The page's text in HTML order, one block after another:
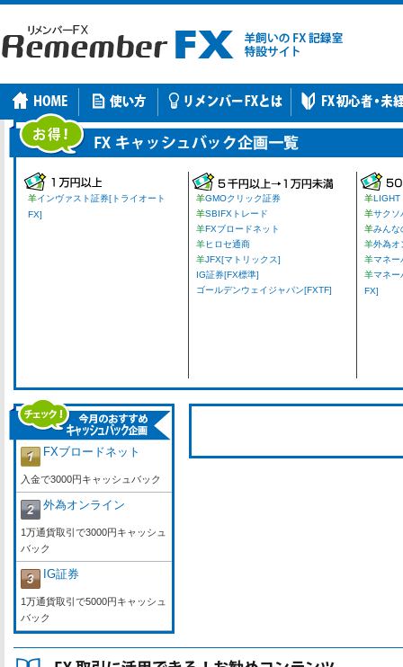
羊インヴァスト証券[トライオート
FX]
羊GMOクリック証券
羊SBIFXトレード
羊FXブロードネット
羊ヒロセ通商
羊JFX[マトリックス]
IG証券[FX標準]
ゴールデンウェイジャパン[FXTF]
羊LIGHT
羊サクソ
羊みんな
羊外為オ
羊マネー
羊マネー
FX]
FXブロードネット
入金で3000円キャッシュバック
外為オンライン
1万通貨取引で3000円キャッシュ
バック
IG証券
1万通貨取引で5000円キャッシュ
バック